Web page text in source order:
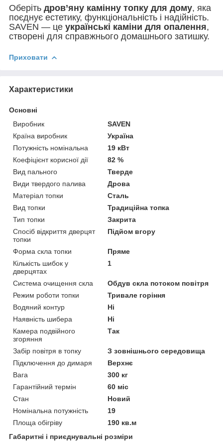
Оберіть дров’яну камінну топку для дому, яка
поєднує естетику, функціональність і надійність.
SAVEN — це українські каміни для опалення,
створені для справжнього домашнього затишку.
Приховати
Характеристики
Основні
Виробник
SAVEN
Країна виробник
Україна
Потужність номінальна
19 кВт
Коефіцієнт корисної дії
82 %
Вид пального
Тверде
Види твердого палива
Дрова
Матеріал топки
Сталь
Вид топки
Традиційна топка
Тип топки
Закрита
Спосіб відкриття дверцят
топки
Підйом вгору
Форма скла топки
Пряме
Кількість шибок у
дверцятах
1
Система очищення скла
Обдув скла потоком повітря
Режим роботи топки
Тривале горіння
Водяний контур
Ні
Наявність шибера
Ні
Камера подвійного
згоряння
Так
Забір повітря в топку
З зовнішнього середовища
Підключення до димаря
Верхнє
Вага
300 кг
Гарантійний термін
60 міс
Стан
Новий
Номінальна потужність
19
Площа обігріву
190 кв.м
Габаритні і приєднувальні розміри